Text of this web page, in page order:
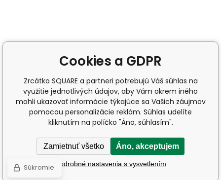
Cookies a GDPR
Zrcátko SQUARE a partneri potrebujú Váš súhlas na
využitie jednotlivých údajov, aby Vám okrem iného
mohli ukazovať informácie týkajúce sa Vašich záujmov
pomocou personalizácie reklám. Súhlas udelíte
kliknutím na políčko "Áno, súhlasím".
Zamietnuť všetko Áno, akceptujem
Podrobné nastavenia s vysvetlením
Súkromie